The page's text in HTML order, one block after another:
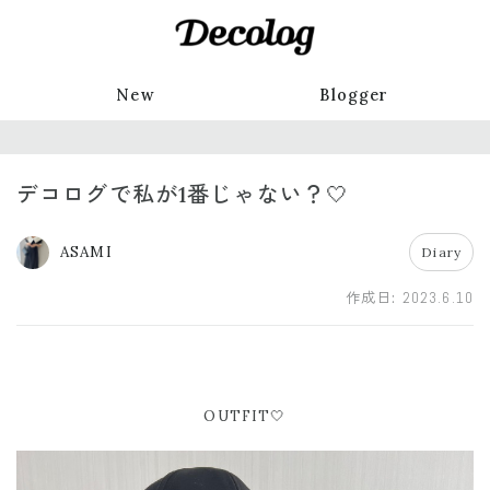
New Blogger
デコログで私が1番じゃない？🤍
ASAMI Diary
作成日: 2023.6.10
OUTFIT🤍